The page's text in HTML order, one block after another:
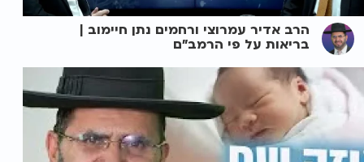
הרב אדיר עמרוצי ורחמים נתן חיימוב |
בריאות על פי הרמב"ם